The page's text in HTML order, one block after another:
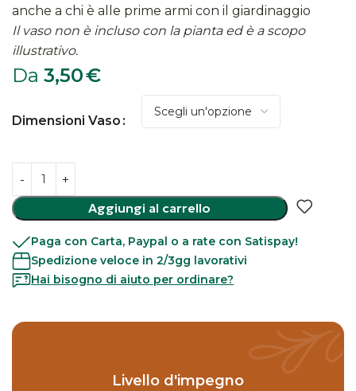
anche a chi è alle prime armi con il giardinaggio
Il vaso non è incluso con la pianta ed è a scopo
illustrativo.
Da 3,50€
Dimensioni Vaso
Aggiungi al carrello
Paga con Carta, Paypal o a rate con Satispay!
Spedizione veloce in 2/3gg lavorativi
Hai bisogno di aiuto per ordinare?
Livello d'impegno